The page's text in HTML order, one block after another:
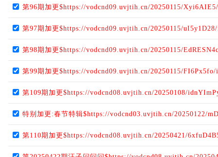
第96期加更$https://vodcnd09.uvjtih.cn/20250115/
第97期加更$https://vodcnd09.uvjtih.cn/20250115/
第98期加更$https://vodcnd09.uvjtih.cn/20250115/
第99期加更$https://vodcnd09.uvjtih.cn/20250115/FI6Px5fo/
第109期加更$https://vodcnd08.uvjtih.cn/20250108/
特别加更:春节特辑$https://vodcnd03.uvjtih.cn/20250122/
第110期加更$https://vodcnd08.uvjtih.cn/20250421/